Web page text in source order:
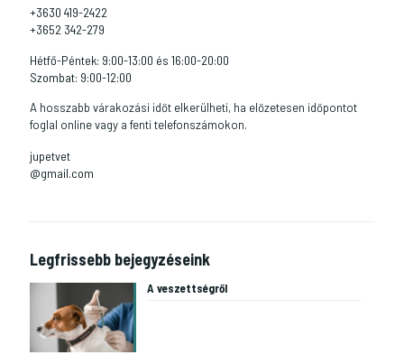
+3630 419-2422
+3652 342-279
Hétfő-Péntek: 9:00-13:00 és 16:00-20:00
Szombat: 9:00-12:00
A hosszabb várakozási időt elkerülheti, ha előzetesen időpontot
foglal online vagy a fenti telefonszámokon.
jupetvet
@gmail.com
Legfrissebb bejegyzéseink
A veszettségről